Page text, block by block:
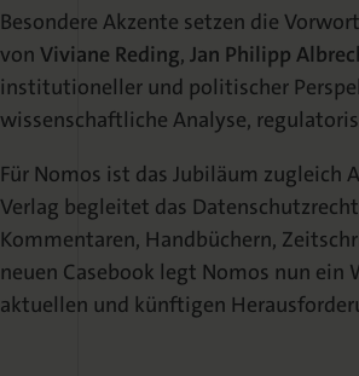
Besondere Akzente setzen die
von Viviane Reding, Jan Philipp
institutioneller und politischer
wissenschaftliche Analyse,
Für Nomos ist das Jubiläum zugleich
Verlag begleitet das
Kommentaren, Handbüchern,
neuen Casebook legt Nomos nun ein
aktuellen und künftigen